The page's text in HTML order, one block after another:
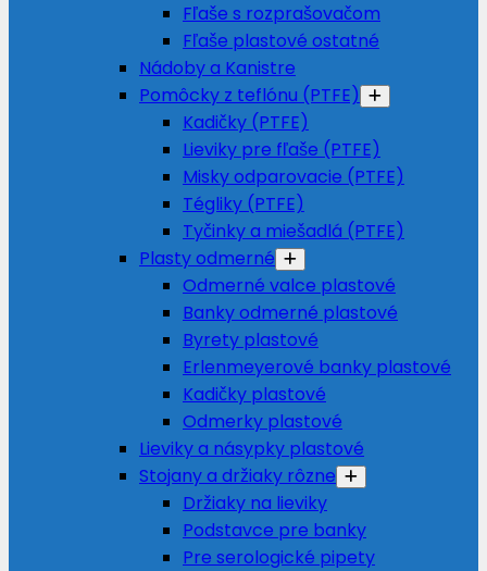
Fľaše s rozprašovačom
Fľaše plastové ostatné
Nádoby a Kanistre
Pomôcky z teflónu (PTFE)
Kadičky (PTFE)
Lieviky pre fľaše (PTFE)
Misky odparovacie (PTFE)
Tégliky (PTFE)
Tyčinky a miešadlá (PTFE)
Plasty odmerné
Odmerné valce plastové
Banky odmerné plastové
Byrety plastové
Erlenmeyerové banky plastové
Kadičky plastové
Odmerky plastové
Lieviky a násypky plastové
Stojany a držiaky rôzne
Držiaky na lieviky
Podstavce pre banky
Pre serologické pipety